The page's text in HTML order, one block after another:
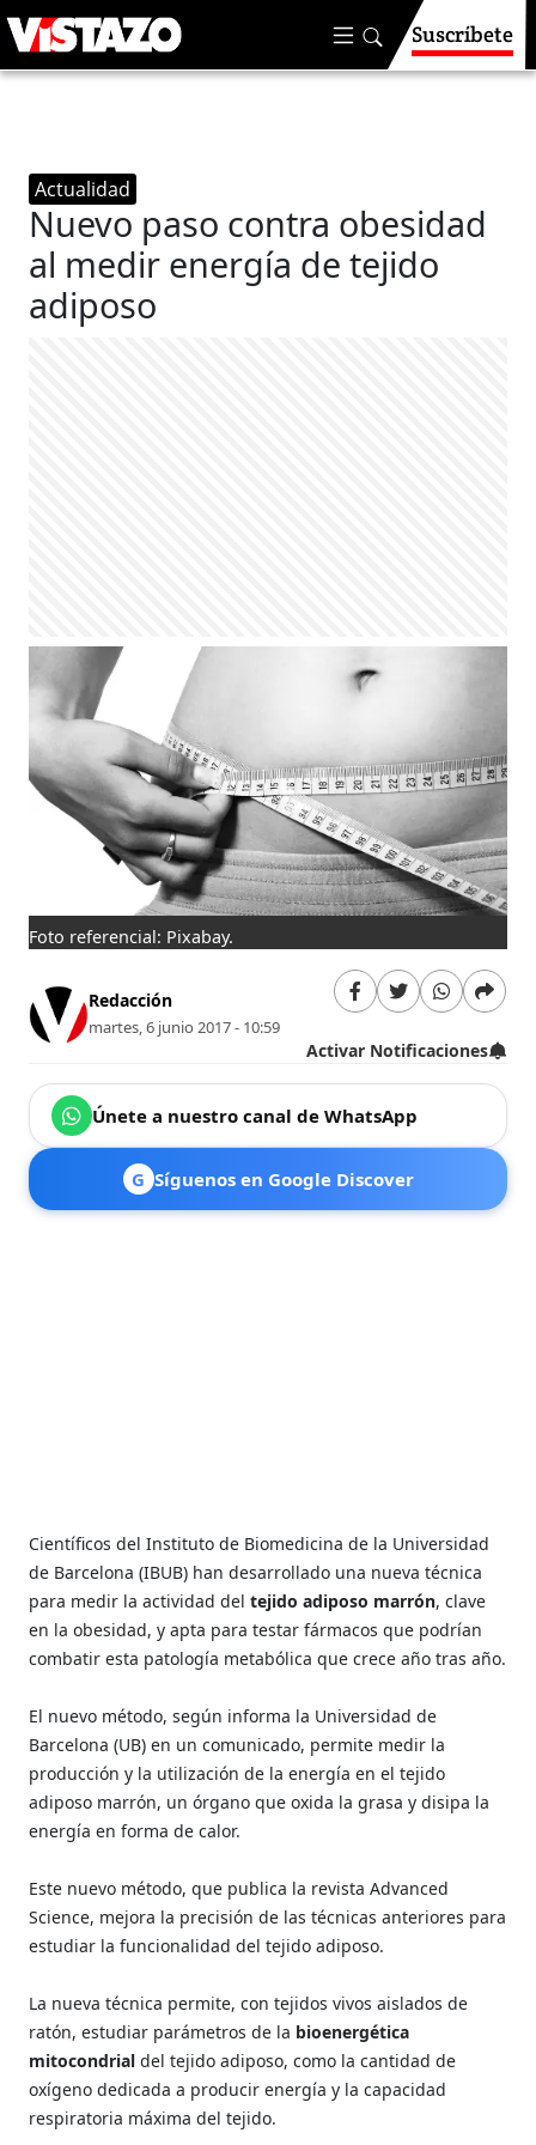
Suscríbete
Actualidad
Nuevo paso contra obesidad
al medir energía de tejido
adiposo
Foto referencial: Pixabay.
Redacción
martes, 6 junio 2017 - 10:59
Activar Notificaciones
Únete a nuestro canal de WhatsApp
G Síguenos en Google Discover
Científicos del Instituto de Biomedicina de la Universidad
de Barcelona (IBUB) han desarrollado una nueva técnica
para medir la actividad deltejido adiposo marrón, clave
en la obesidad, y apta para testar fármacos que podrían
combatir esta patología metabólica que crece año tras año.
El nuevo método, según informa la Universidad de
Barcelona (UB) en un comunicado, permite medir la
producción y la utilización de la energía en el tejido
adiposo marrón, un órgano que oxida la grasa y disipa la
energía en forma de calor.
Este nuevo método, que publica la revista Advanced
Science, mejora la precisión de las técnicas anteriores para
estudiar la funcionalidad del tejido adiposo.
La nueva técnica permite, con tejidos vivos aislados de
ratón, estudiar parámetros de la bioenergética
mitocondrialdel tejido adiposo, como la cantidad de
oxígeno dedicada a producir energía y la capacidad
respiratoria máxima del tejido.